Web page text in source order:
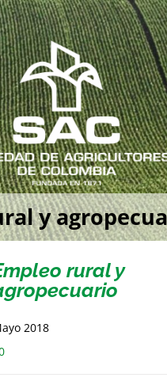
y
rural y
2018